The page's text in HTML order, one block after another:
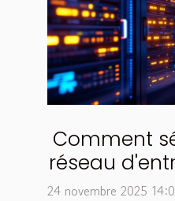
Comment
réseau
les
24 novembre 2025